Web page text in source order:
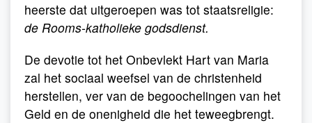
heerste dat uitgeroepen was tot staatsreligie:
de Rooms-katholieke godsdienst.
De devotie tot het Onbevlekt Hart van Maria
zal het sociaal weefsel van de christenheid
herstellen, ver van de begoochelingen van het
Geld en de onenigheid die het teweegbrengt.